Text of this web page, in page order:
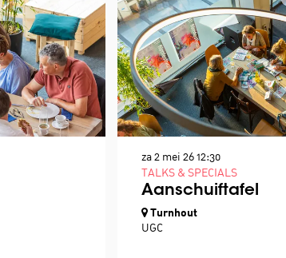
Aanschuiftafel
TALKS & SPECIALS
za 2 mei 26 12:30
Turnhout
UGC